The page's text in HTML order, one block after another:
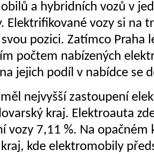
a hybridních vozů v
Elektrifikované vozy si na
pozici. Zatímco Praha
počtem nabízených
jejich podíl v nabídce se
nejvyšší zastoupení
kraj. Elektroauta
vozy 7,11 %. Na opačném
kraj, kde elektromobily